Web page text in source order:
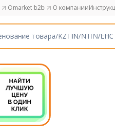
Omarket b2b О компании